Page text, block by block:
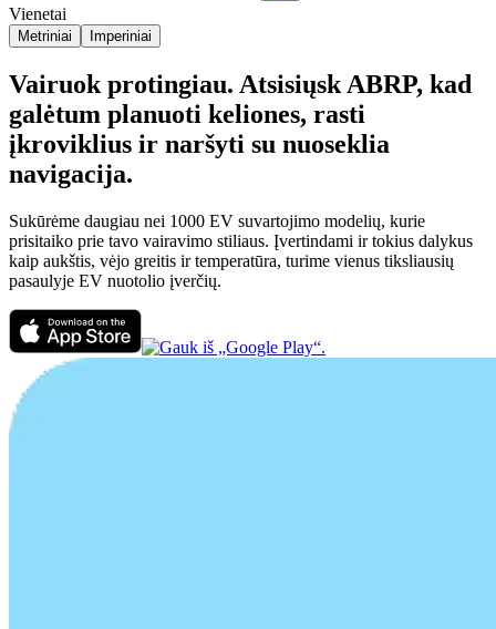
Vienetai
Metriniai Imperiniai
Vairuok protingiau. Atsisiųsk ABRP, kad
galėtum planuoti keliones, rasti
įkroviklius ir naršyti su nuoseklia
navigacija.
Sukūrėme daugiau nei 1000 EV suvartojimo modelių, kurie
prisitaiko prie tavo vairavimo stiliaus. Įvertindami ir tokius dalykus
kaip aukštis, vėjo greitis ir temperatūra, turime vienus tiksliausių
pasaulyje EV nuotolio įverčių.